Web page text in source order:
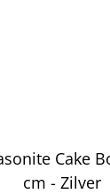
Cake
cm - Zilver